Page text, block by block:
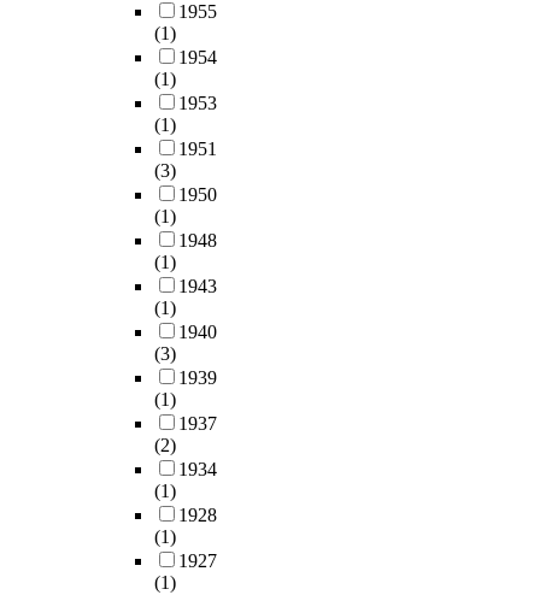
1955
(1)
1954
(1)
1953
(1)
1951
(3)
1950
(1)
1948
(1)
1943
(1)
1940
(3)
1939
(1)
1937
(2)
1934
(1)
1928
(1)
1927
(1)